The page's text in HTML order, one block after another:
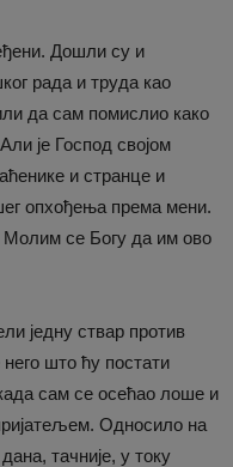
Дошли су и
рада и труда као
да сам помислио како
је Господ својом
и странце и
опхођења према мени.
Молим се Богу да им ово
једну ствар против
што ћу постати
сам се осећао лоше и
Односило на
тачније, у току